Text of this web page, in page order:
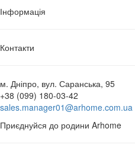
Інформація
Контакти
м. Дніпро, вул. Саранська, 95
+38 (099) 180-03-42
sales.manager01@arhome.com.ua
Приєднуйся до родини Arhome